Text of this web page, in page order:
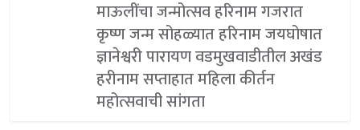
माऊलींचा जन्मोत्सव हरिनाम गजरात
कृष्ण जन्म सोहळ्यात हरिनाम जयघोषात
ज्ञानेश्वरी पारायण वडमुखवाडीतील अखंड
हरीनाम सप्ताहात महिला कीर्तन
महोत्सवाची सांगता